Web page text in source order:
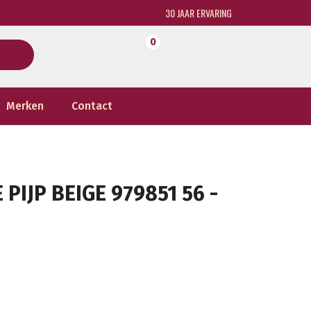
30 JAAR ERVARING
0
Merken Contact
PIJP BEIGE 979851 56 -